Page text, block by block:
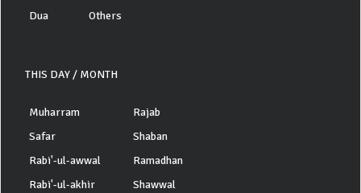
Dua
Others
THIS DAY / MONTH
Muharram
Safar
Rabi'-ul-awwal
Rabi'-ul-akhir
Rajab
Shaban
Ramadhan
Shawwal